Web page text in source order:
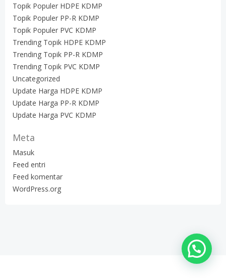
Topik Populer HDPE KDMP
Topik Populer PP-R KDMP
Topik Populer PVC KDMP
Trending Topik HDPE KDMP
Trending Topik PP-R KDMP
Trending Topik PVC KDMP
Uncategorized
Update Harga HDPE KDMP
Update Harga PP-R KDMP
Update Harga PVC KDMP
Meta
Masuk
Feed entri
Feed komentar
WordPress.org